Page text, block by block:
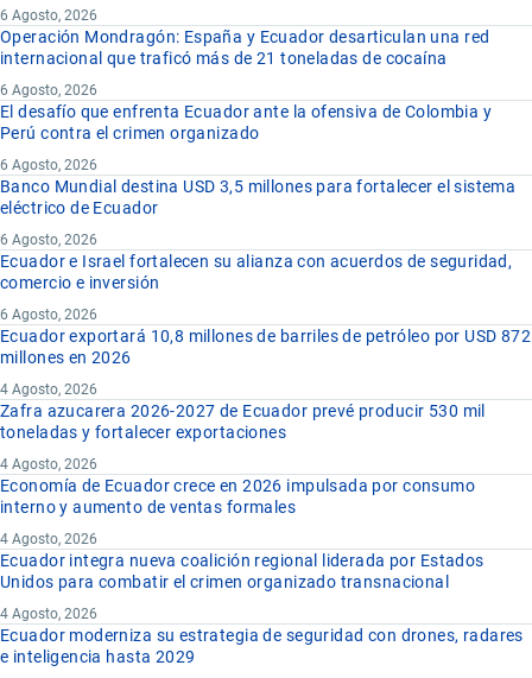
6 Agosto, 2026
Operación Mondragón: España y Ecuador desarticulan una red
internacional que traficó más de 21 toneladas de cocaína
6 Agosto, 2026
El desafío que enfrenta Ecuador ante la ofensiva de Colombia y
Perú contra el crimen organizado
6 Agosto, 2026
Banco Mundial destina USD 3,5 millones para fortalecer el sistema
eléctrico de Ecuador
6 Agosto, 2026
Ecuador e Israel fortalecen su alianza con acuerdos de seguridad,
comercio e inversión
6 Agosto, 2026
Ecuador exportará 10,8 millones de barriles de petróleo por USD 872
millones en 2026
4 Agosto, 2026
Zafra azucarera 2026-2027 de Ecuador prevé producir 530 mil
toneladas y fortalecer exportaciones
4 Agosto, 2026
Economía de Ecuador crece en 2026 impulsada por consumo
interno y aumento de ventas formales
4 Agosto, 2026
Ecuador integra nueva coalición regional liderada por Estados
Unidos para combatir el crimen organizado transnacional
4 Agosto, 2026
Ecuador moderniza su estrategia de seguridad con drones, radares
e inteligencia hasta 2029